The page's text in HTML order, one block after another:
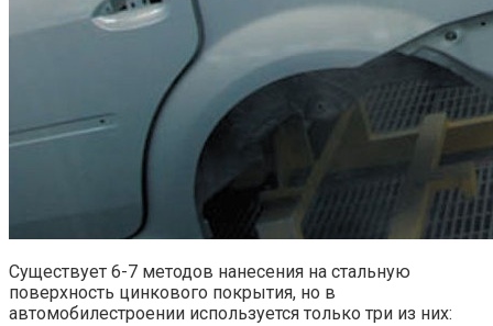
Существует 6-7 методов нанесения на стальную
поверхность цинкового покрытия, но в
автомобилестроении используется только три из них: